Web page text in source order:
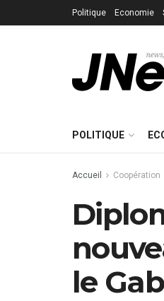
Politique Economie
POLITIQUE
Accueil Coopération
le